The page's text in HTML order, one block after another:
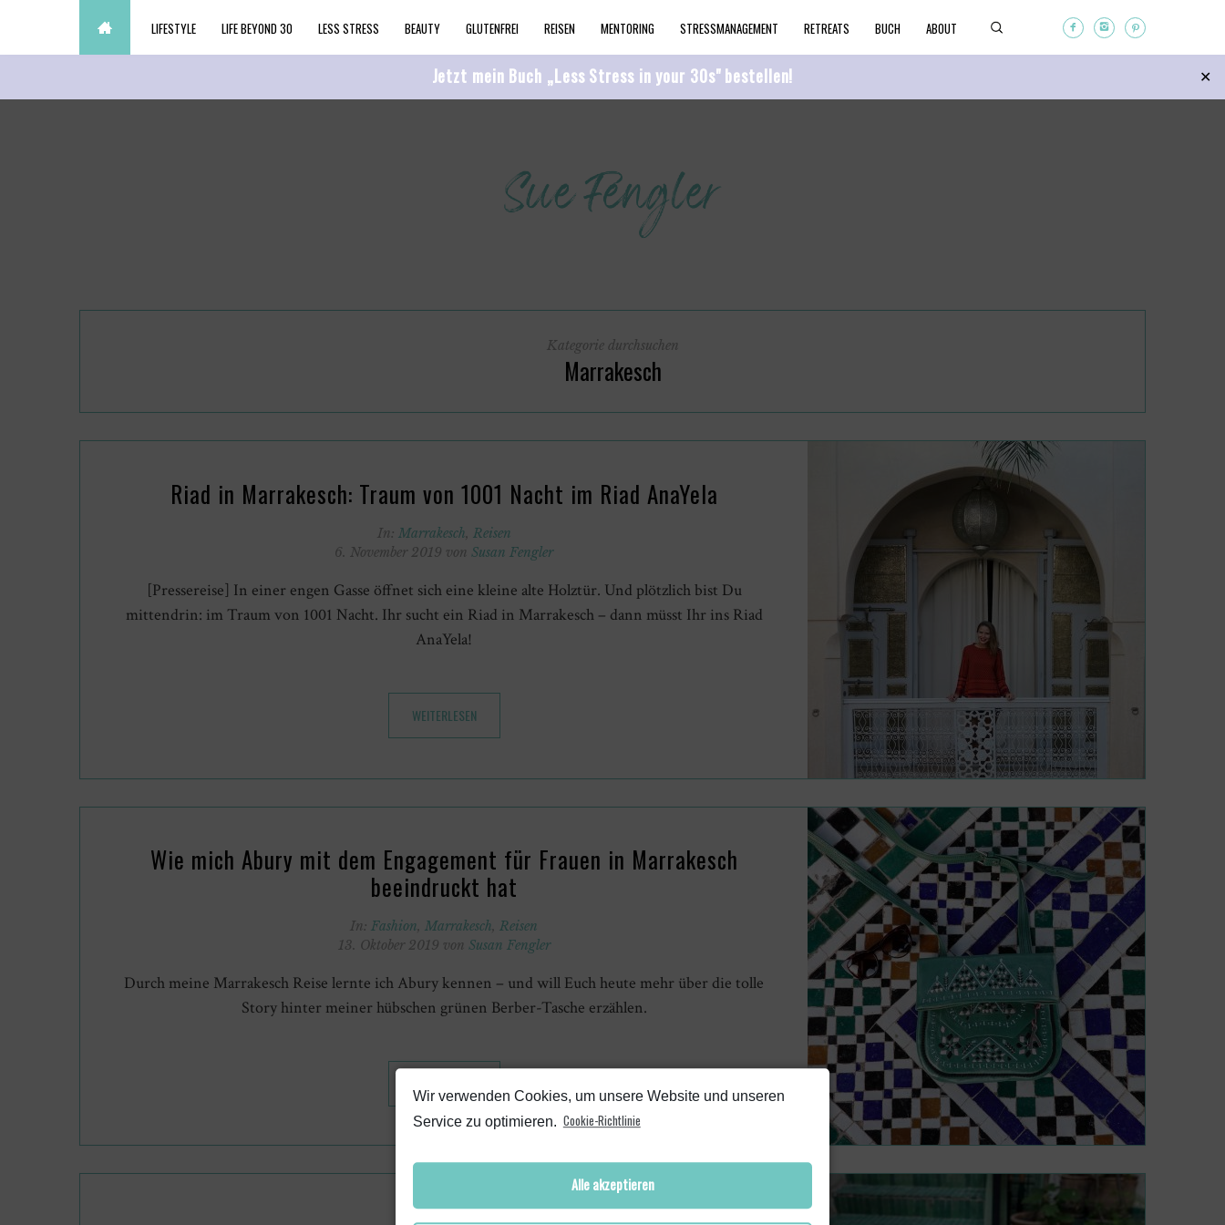
Wir verwenden Cookies, um unsere Website und unseren
Service zu optimieren. Cookie-Richtlinie
Alle akzeptieren
Jetzt mein Buch „Less Stress in your 30s" bestellen! ✕
LIFESTYLE LIFE BEYOND 30 LESS STRESS BEAUTY GLUTENFREI REISEN MENTORING STRESSMANAGEMENT RETREATS BUCH ABOUT Search
Kategorie durchsuchen
Marrakesch
Riad in Marrakesch: Traum von 1001 Nacht im Riad AnaYela
In: Marrakesch, Reisen
6. November 2019 von Susan Fengler
[Pressereise] In einer engen Gasse öffnet sich eine kleine alte Holztür. Und plötzlich bist Du
mittendrin: im Traum von 1001 Nacht. Ihr sucht ein Riad in Marrakesch – dann müsst Ihr ins Riad
AnaYela!
WEITERLESEN
Wie mich Abury mit dem Engagement für Frauen in Marrakesch
beeindruckt hat
In: Fashion, Marrakesch, Reisen
13. Oktober 2019 von Susan Fengler
Durch meine Marrakesch Reise lernte ich Abury kennen – und will Euch heute mehr über die tolle
Story hinter meiner hübschen grünen Berber-Tasche erzählen.